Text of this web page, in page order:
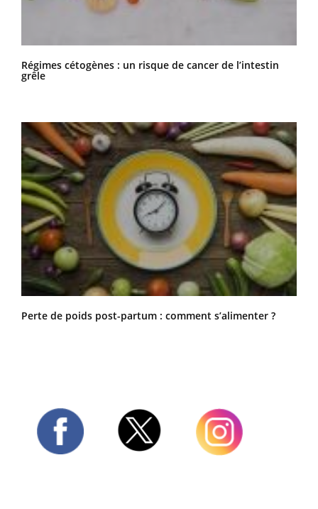
Régimes cétogènes : un risque de cancer de l’intestin
grêle
Perte de poids post-partum : comment s’alimenter ?